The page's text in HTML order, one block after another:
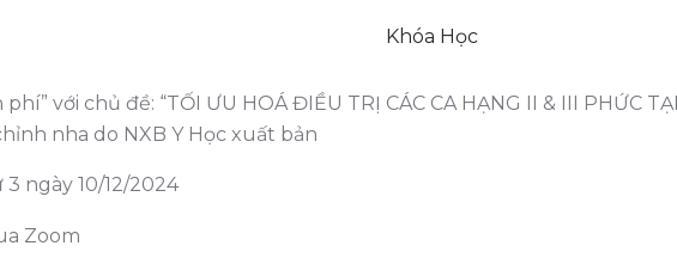
Khóa Học
phí” với chủ đề: “TỐI ƯU HOÁ ĐIỀU TRỊ CÁC CA HẠNG II & III PHỨC
nha do NXB Y Học xuất bản
ngày 10/12/2024
Zoom